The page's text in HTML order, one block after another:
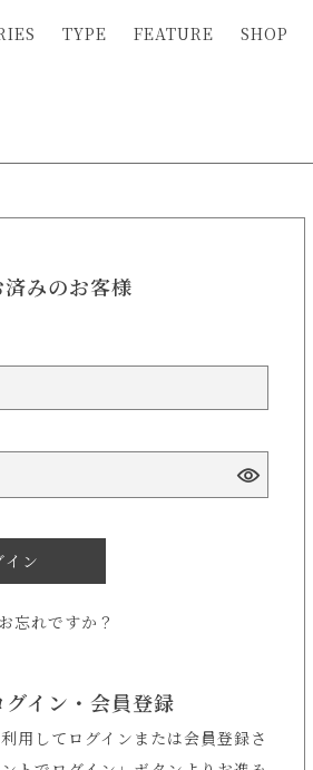
TYPE FEATURE SHOP
みのお客様
イン
忘れですか？
イン・会員登録
してログインまたは会員登録さ